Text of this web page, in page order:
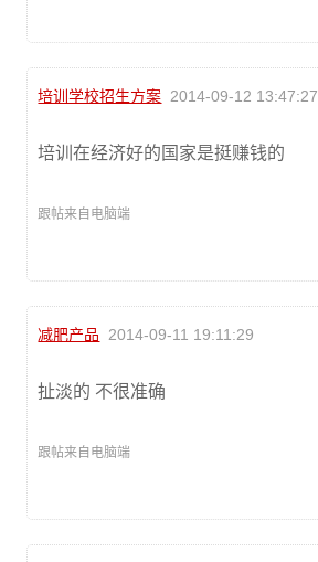
培训学校招生方案 2014-09-12 13:47:27
培训在经济好的国家是挺赚钱的
跟帖来自电脑端
减肥产品 2014-09-11 19:11:29
扯淡的 不很准确
跟帖来自电脑端